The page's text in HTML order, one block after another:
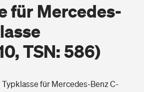
für Mercedes-
TSN: 586)
Typklasse für Mercedes-Benz C-